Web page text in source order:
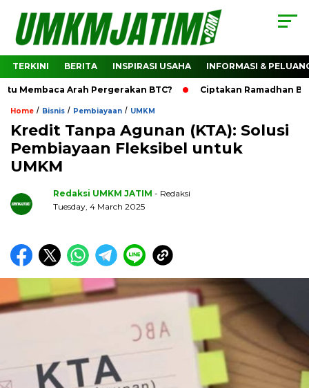
TERKINI BERITA INSPIRASI USAHA INFORMASI &
Arah Pergerakan BTC? Ciptakan Ramadhan
Home / Bisnis / Pembiayaan / UMKM
Kredit Tanpa Agunan (KTA): Solusi
Pembiayaan Fleksibel untuk
UMKM
Redaksi UMKM JATIM - Redaksi
Tuesday, 4 March 2025